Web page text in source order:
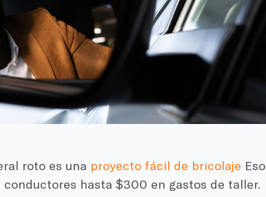
roto es una proyecto fácil de bricolaje Eso
hasta $300 en gastos de taller.